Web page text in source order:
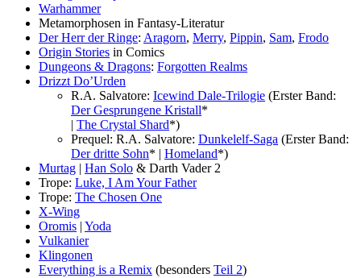
Warhammer
Metamorphosen in Fantasy-Literatur
Der Herr der Ringe: Aragorn, Merry, Pippin, Sam, Frodo
Origin Stories in Comics
Dungeons & Dragons: Forgotten Realms
Drizzt Do’Urden
R.A. Salvatore: Icewind Dale-Trilogie (Erster Band:
Der Gesprungene Kristall*
| The Crystal Shard*)
Prequel: R.A. Salvatore: Dunkelelf-Saga (Erster Band:
Der dritte Sohn* | Homeland*)
Murtag | Han Solo & Darth Vader 2
Trope: Luke, I Am Your Father
Trope: The Chosen One
X-Wing
Oromis | Yoda
Vulkanier
Klingonen
Everything is a Remix (besonders Teil 2)